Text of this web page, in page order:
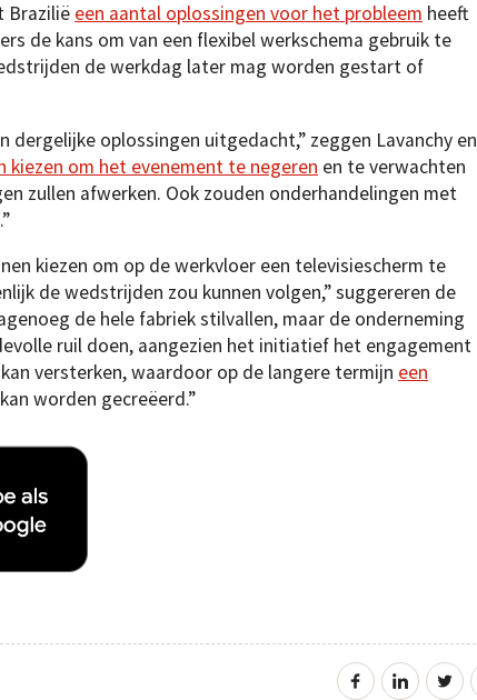
Brazilië een aantal oplossingen voor het probleem heeft
de kans om van een flexibel werkschema gebruik te
de werkdag later mag worden gestart of
dergelijke oplossingen uitgedacht,” zeggen Lavanchy en
kiezen om het evenement te negeren en te verwachten
zullen afwerken. Ook zouden onderhandelingen met
kiezen om op de werkvloer een televisiescherm te
de wedstrijden zou kunnen volgen,” suggereren de
de hele fabriek stilvallen, maar de onderneming
ruil doen, aangezien het initiatief het engagement
versterken, waardoor op de langere termijn een
kan worden gecreëerd.”